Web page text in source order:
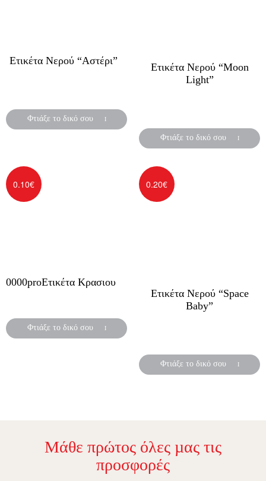
Ετικέτα Νερού “Αστέρι”
Φτιάξε το δικό σου
Ετικέτα Νερού “Moon
Light”
Φτιάξε το δικό σου
0000proΕτικέτα Κρασιου
0.10€
Φτιάξε το δικό σου
Ετικέτα Νερού “Space
Baby”
0.20€
Φτιάξε το δικό σου
Μάθε πρώτος όλες µας τις
προσφορές